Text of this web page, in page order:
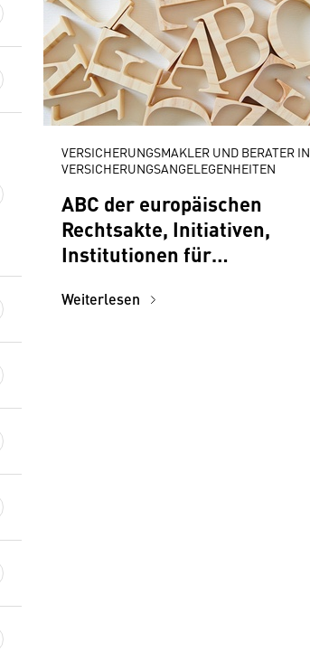
VERSICHERUNGSMAKLER UND BERATER IN
VERSICHERUNGSANGELEGENHEITEN
ABC der europäischen
Rechtsakte, Initiativen,
Institutionen für
Weiterlesen